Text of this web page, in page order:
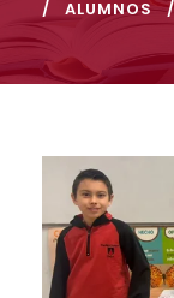
ALUMNOS